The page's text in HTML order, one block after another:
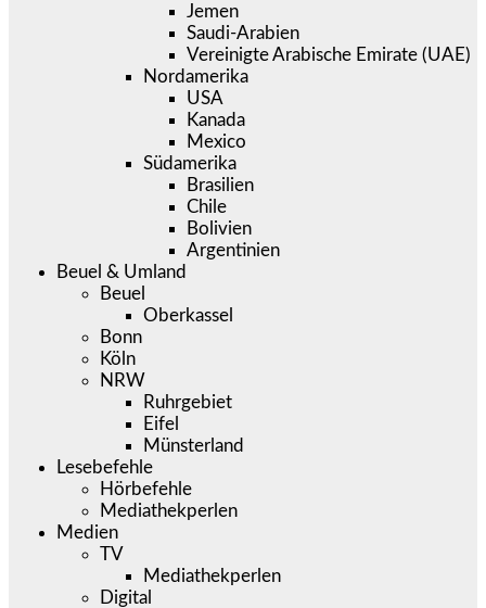
Jemen
Saudi-Arabien
Vereinigte Arabische Emirate (UAE)
Nordamerika
USA
Kanada
Mexico
Südamerika
Brasilien
Chile
Bolivien
Argentinien
Beuel & Umland
Beuel
Oberkassel
Bonn
Köln
NRW
Ruhrgebiet
Eifel
Münsterland
Lesebefehle
Hörbefehle
Mediathekperlen
Medien
TV
Mediathekperlen
Digital